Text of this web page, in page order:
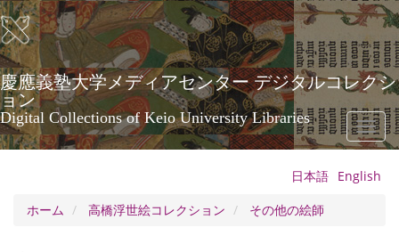
メ
イ
ン
コ
ン
テ
ン
ツ
に
慶應義塾大学メディアセンター デジタルコレクシ
ョン
Digital Collections of Keio University Libraries
Toggle
日本語 English
ホーム
高橋浮世絵コレクション その他の絵師